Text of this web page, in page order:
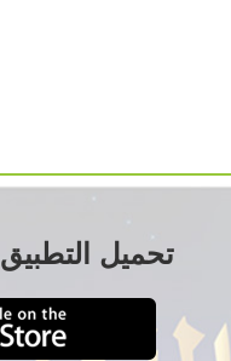
تحميل التطبيق